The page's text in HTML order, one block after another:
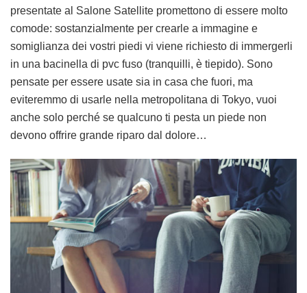
presentate al Salone Satellite promettono di essere molto
comode: sostanzialmente per crearle a immagine e
somiglianza dei vostri piedi vi viene richiesto di immergerli
in una bacinella di pvc fuso (tranquilli, è tiepido). Sono
pensate per essere usate sia in casa che fuori, ma
eviteremmo di usarle nella metropolitana di Tokyo, vuoi
anche solo perché se qualcuno ti pesta un piede non
devono offrire grande riparo dal dolore…